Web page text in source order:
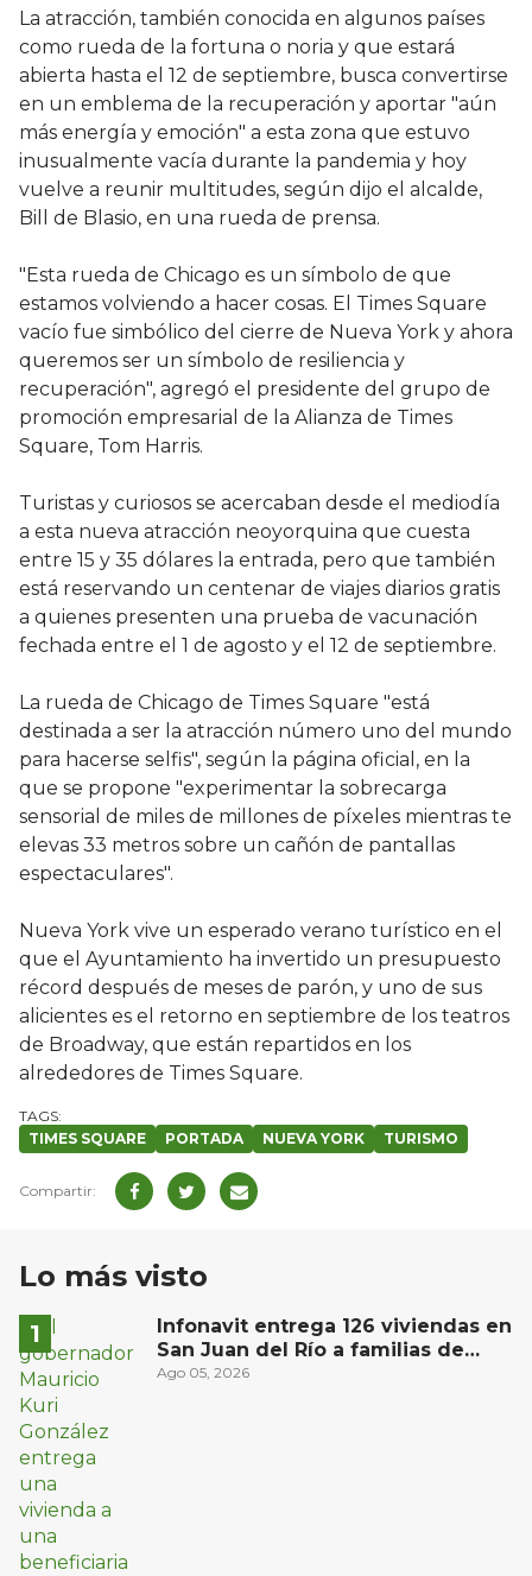
La atracción, también conocida en algunos países
como rueda de la fortuna o noria y que estará
abierta hasta el 12 de septiembre, busca convertirse
en un emblema de la recuperación y aportar "aún
más energía y emoción" a esta zona que estuvo
inusualmente vacía durante la pandemia y hoy
vuelve a reunir multitudes, según dijo el alcalde,
Bill de Blasio, en una rueda de prensa.
"Esta rueda de Chicago es un símbolo de que
estamos volviendo a hacer cosas. El Times Square
vacío fue simbólico del cierre de Nueva York y ahora
queremos ser un símbolo de resiliencia y
recuperación", agregó el presidente del grupo de
promoción empresarial de la Alianza de Times
Square, Tom Harris.
Turistas y curiosos se acercaban desde el mediodía
a esta nueva atracción neoyorquina que cuesta
entre 15 y 35 dólares la entrada, pero que también
está reservando un centenar de viajes diarios gratis
a quienes presenten una prueba de vacunación
fechada entre el 1 de agosto y el 12 de septiembre.
La rueda de Chicago de Times Square "está
destinada a ser la atracción número uno del mundo
para hacerse selfis", según la página oficial, en la
que se propone "experimentar la sobrecarga
sensorial de miles de millones de píxeles mientras te
elevas 33 metros sobre un cañón de pantallas
espectaculares".
Nueva York vive un esperado verano turístico en el
que el Ayuntamiento ha invertido un presupuesto
récord después de meses de parón, y uno de sus
alicientes es el retorno en septiembre de los teatros
de Broadway, que están repartidos en los
alrededores de Times Square.
TIMES SQUARE PORTADA NUEVA YORK TURISMO
Lo más visto
Infonavit entrega 126 viviendas en
San Juan del Río a familias de
bajos ingresos
Ago 05, 2026